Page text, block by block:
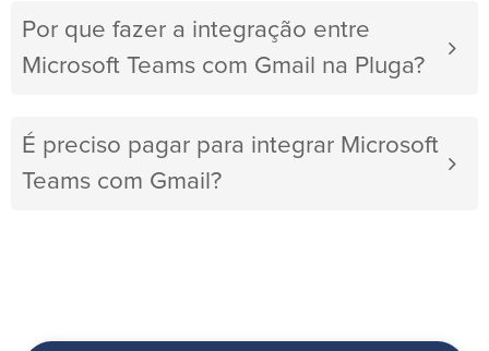
Por que fazer a integração entre
Microsoft Teams com Gmail na Pluga?
É preciso pagar para integrar Microsoft
Teams com Gmail?